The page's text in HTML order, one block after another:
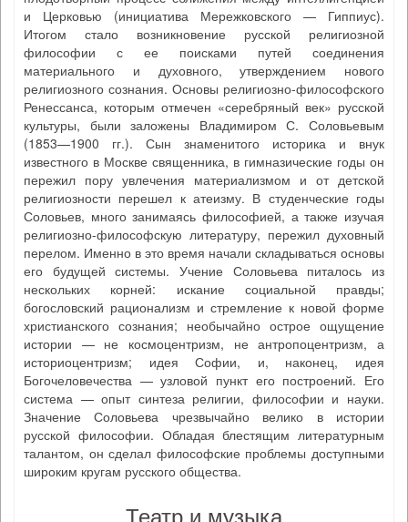
и Церковью (инициатива Мережковского — Гиппиус).
Итогом стало возникновение русской религиозной
философии с ее поисками путей соединения
материального и духовного, утверждением нового
религиозного сознания. Основы религиозно-философского
Ренессанса, которым отмечен «серебряный век» русской
культуры, были заложены Владимиром С. Соловьевым
(1853—1900 гг.). Сын знаменитого историка и внук
известного в Москве священника, в гимназические годы он
пережил пору увлечения материализмом и от детской
религиозности перешел к атеизму. В студенческие годы
Соловьев, много занимаясь философией, а также изучая
религиозно-философскую литературу, пережил духовный
перелом. Именно в это время начали складываться основы
его будущей системы. Учение Соловьева питалось из
нескольких корней: искание социальной правды;
богословский рационализм и стремление к новой форме
христианского сознания; необычайно острое ощущение
истории — не космоцентризм, не антропоцентризм, а
историоцентризм; идея Софии, и, наконец, идея
Богочеловечества — узловой пункт его построений. Его
система — опыт синтеза религии, философии и науки.
Значение Соловьева чрезвычайно велико в истории
русской философии. Обладая блестящим литературным
талантом, он сделал философские проблемы доступными
широким кругам русского общества.
Театр и музыка